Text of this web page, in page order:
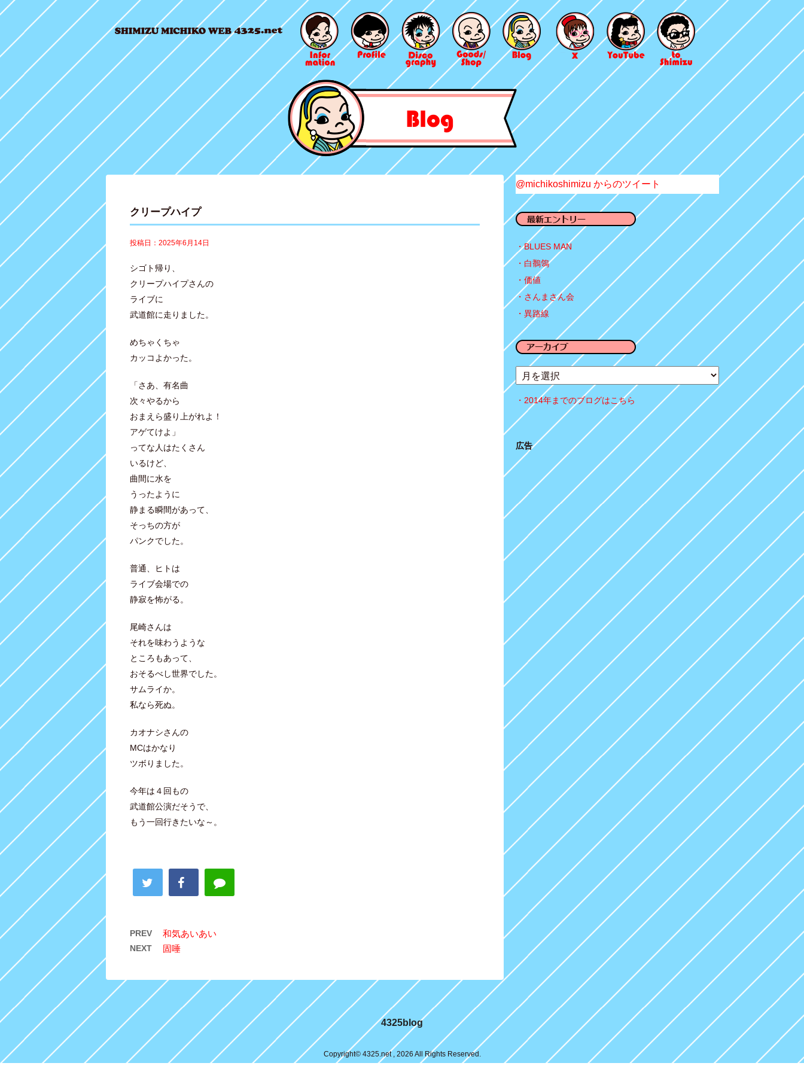
クリープハイプ
投稿日：2025年6月14日
シゴト帰り、
クリープハイプさんの
ライブに
武道館に走りました。
めちゃくちゃ
カッコよかった。
「さあ、有名曲
次々やるから
おまえら盛り上がれよ！
アゲてけよ」
ってな人はたくさん
いるけど、
曲間に水を
うったように
静まる瞬間があって、
そっちの方が
パンクでした。
普通、ヒトは
ライブ会場での
静寂を怖がる。
尾崎さんは
それを味わうような
ところもあって、
おそるべし世界でした。
サムライか。
私なら死ぬ。
カオナシさんの
MCはかなり
ツボりました。
今年は４回もの
武道館公演だそうで、
もう一回行きたいな～。
PREV 和気あいあい
NEXT 固唾
@michikoshimizu からのツイート
BLUES MAN
白鶺鴒
価値
さんまさん会
異路線
2014年までのブログはこちら
広告
4325blog
Copyright© 4325.net , 2026 All Rights Reserved.